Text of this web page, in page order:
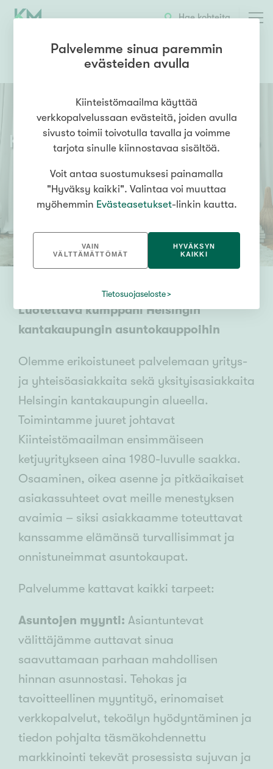
Hae kohteita
0503638355 OTA YHTEYTTÄ
KiinteistömaailmaHelsinki Töölö
Luotettava kumppani Helsingin
kantakaupungin asuntokauppoihin
Olemme erikoistuneet palvelemaan yritys-
ja yhteisöasiakkaita sekä yksityisasiakkaita
Helsingin kantakaupungin alueella.
Toimintamme juuret johtavat
Kiinteistömaailman ensimmäiseen
ketjuyritykseen aina 1980-luvulle saakka.
Osaaminen, oikea asenne ja pitkäaikaiset
asiakassuhteet ovat meille menestyksen
avaimia – siksi asiakkaamme toteuttavat
kanssamme elämänsä turvallisimmat ja
onnistuneimmat asuntokaupat.
Palvelumme kattavat kaikki tarpeet:
Asuntojen myynti: Asiantuntevat
välittäjämme auttavat sinua
saavuttamaan parhaan mahdollisen
hinnan asunnostasi. Tehokas ja
tavoitteellinen myyntityö, erinomaiset
verkkopalvelut, tekoälyn hyödyntäminen ja
tiedon pohjalta täsmäkohdennettu
markkinointi tekevät prosessista sujuvan ja
Palvelemme sinua paremmin
evästeiden avulla
Kiinteistömaailma käyttää
verkkopalvelussaan evästeitä, joiden avulla
sivusto toimii toivotulla tavalla ja voimme
tarjota sinulle kiinnostavaa sisältöä.
Voit antaa suostumuksesi painamalla
"Hyväksy kaikki". Valintaa voi muuttaa
myöhemmin Evästeasetukset-linkin kautta.
VAIN
VÄLTTÄMÄTTÖMÄT
HYVÄKSYN
KAIKKI
Tietosuojaseloste